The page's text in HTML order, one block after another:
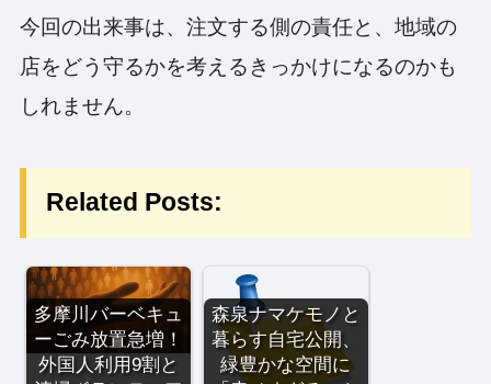
今回の出来事は、注文する側の責任と、地域の
店をどう守るかを考えるきっかけになるのかも
しれません。
Related Posts:
多摩川バーベキュ
ーごみ放置急増！
外国人利用9割と
森泉ナマケモノと
暮らす自宅公開、
緑豊かな空間に